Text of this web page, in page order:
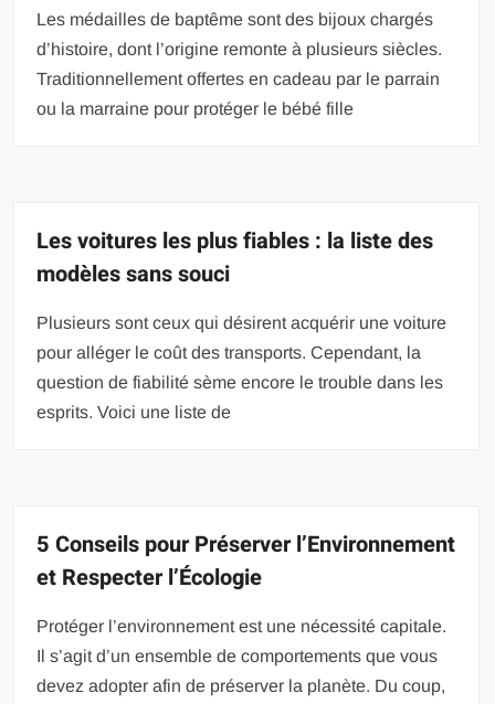
Les médailles de baptême sont des bijoux chargés
d’histoire, dont l’origine remonte à plusieurs siècles.
Traditionnellement offertes en cadeau par le parrain
ou la marraine pour protéger le bébé fille
Les voitures les plus fiables : la liste des
modèles sans souci
Plusieurs sont ceux qui désirent acquérir une voiture
pour alléger le coût des transports. Cependant, la
question de fiabilité sème encore le trouble dans les
esprits. Voici une liste de
5 Conseils pour Préserver l’Environnement
et Respecter l’Écologie
Protéger l’environnement est une nécessité capitale.
Il s’agit d’un ensemble de comportements que vous
devez adopter afin de préserver la planète. Du coup,